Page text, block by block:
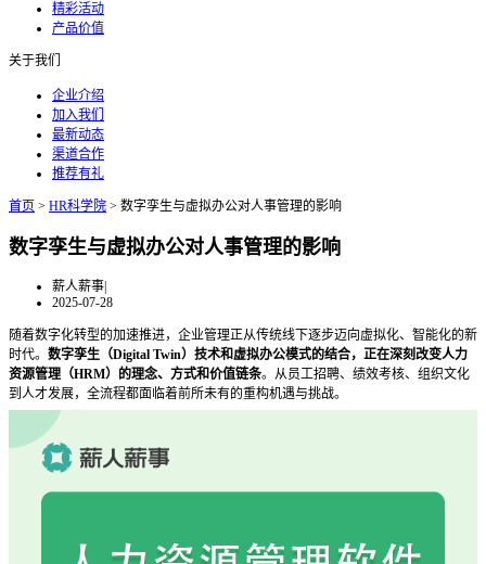
精彩活动
产品价值
关于我们
企业介绍
加入我们
最新动态
渠道合作
推荐有礼
首页 > HR科学院 > 数字孪生与虚拟办公对人事管理的影响
数字孪生与虚拟办公对人事管理的影响
薪人薪事|
2025-07-28
随着数字化转型的加速推进，企业管理正从传统线下逐步迈向虚拟化、智能化的新
时代。 数字孪生（Digital Twin）技术和虚拟办公模式的结合，正在深刻改变人力
资源管理（HRM）的理念、方式和价值链条。从员工招聘、绩效考核、组织文化
到人才发展，全流程都面临着前所未有的重构机遇与挑战。